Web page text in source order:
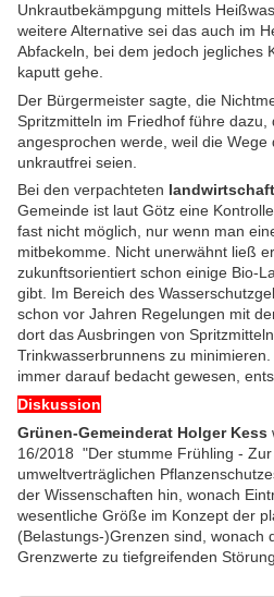
Unkrautbekämpgung mittels
weitere Alternative sei das auch im
Abfackeln, bei dem jedoch jegliches
kaputt gehe.
Der Bürgermeister sagte, die
Spritzmitteln im Friedhof führe
angesprochen werde, weil die
unkrautfrei seien.
Bei den verpachteten
Gemeinde ist laut Götz eine
fast nicht möglich, nur wenn man
mitbekomme. Nicht unerwähnt ließ
zukunftsorientiert schon einige Bio-
gibt. Im Bereich des
schon vor Jahren Regelungen mit
dort das Ausbringen von
Trinkwasserbrunnens zu
immer darauf bedacht gewesen,
Diskussion
Grünen-Gemeinderat Holger Kess
16/2018 "Der stumme Frühling -
umweltverträglichen
der Wissenschaften hin, wonach
wesentliche Größe im Konzept der
(Belastungs-)Grenzen sind, wonach
Grenzwerte zu tiefgreifenden